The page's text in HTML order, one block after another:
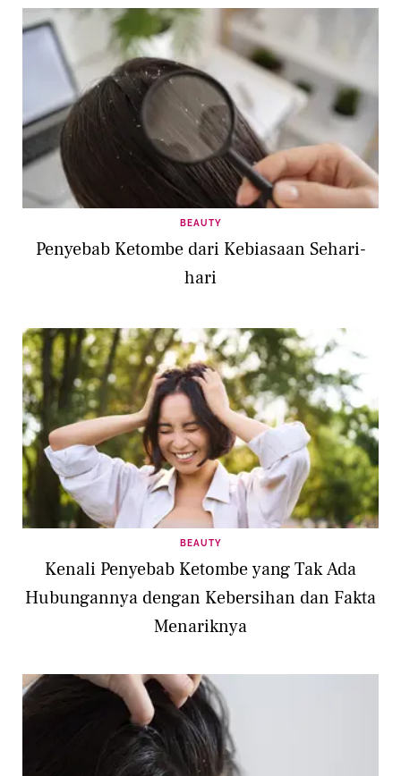
BEAUTY
Penyebab Ketombe dari Kebiasaan Sehari-
hari
BEAUTY
Kenali Penyebab Ketombe yang Tak Ada
Hubungannya dengan Kebersihan dan Fakta
Menariknya